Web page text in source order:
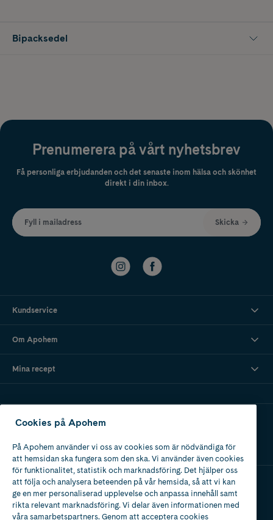
Bipacksedel
Prenumerera på vårt nyhetsbrev
Få personliga erbjudanden och det senaste inom hälsa och skönhet
direkt i din inbox.
Fyll i mailadress Skicka
Kundservice
Om Apohem
Mina recept
Ladda ner vår app
Apotek med tillstånd
av Läkemedelsverket
Cookies på Apohem
På Apohem använder vi oss av cookies som är nödvändiga för
att hemsidan ska fungera som den ska. Vi använder även cookies
för funktionalitet, statistik och marknadsföring. Det hjälper oss
att följa och analysera beteenden på vår hemsida, så att vi kan
ge en mer personaliserad upplevelse och anpassa innehåll samt
rikta relevant marknadsföring. Vi delar även informationen med
våra samarbetspartners. Genom att acceptera cookies